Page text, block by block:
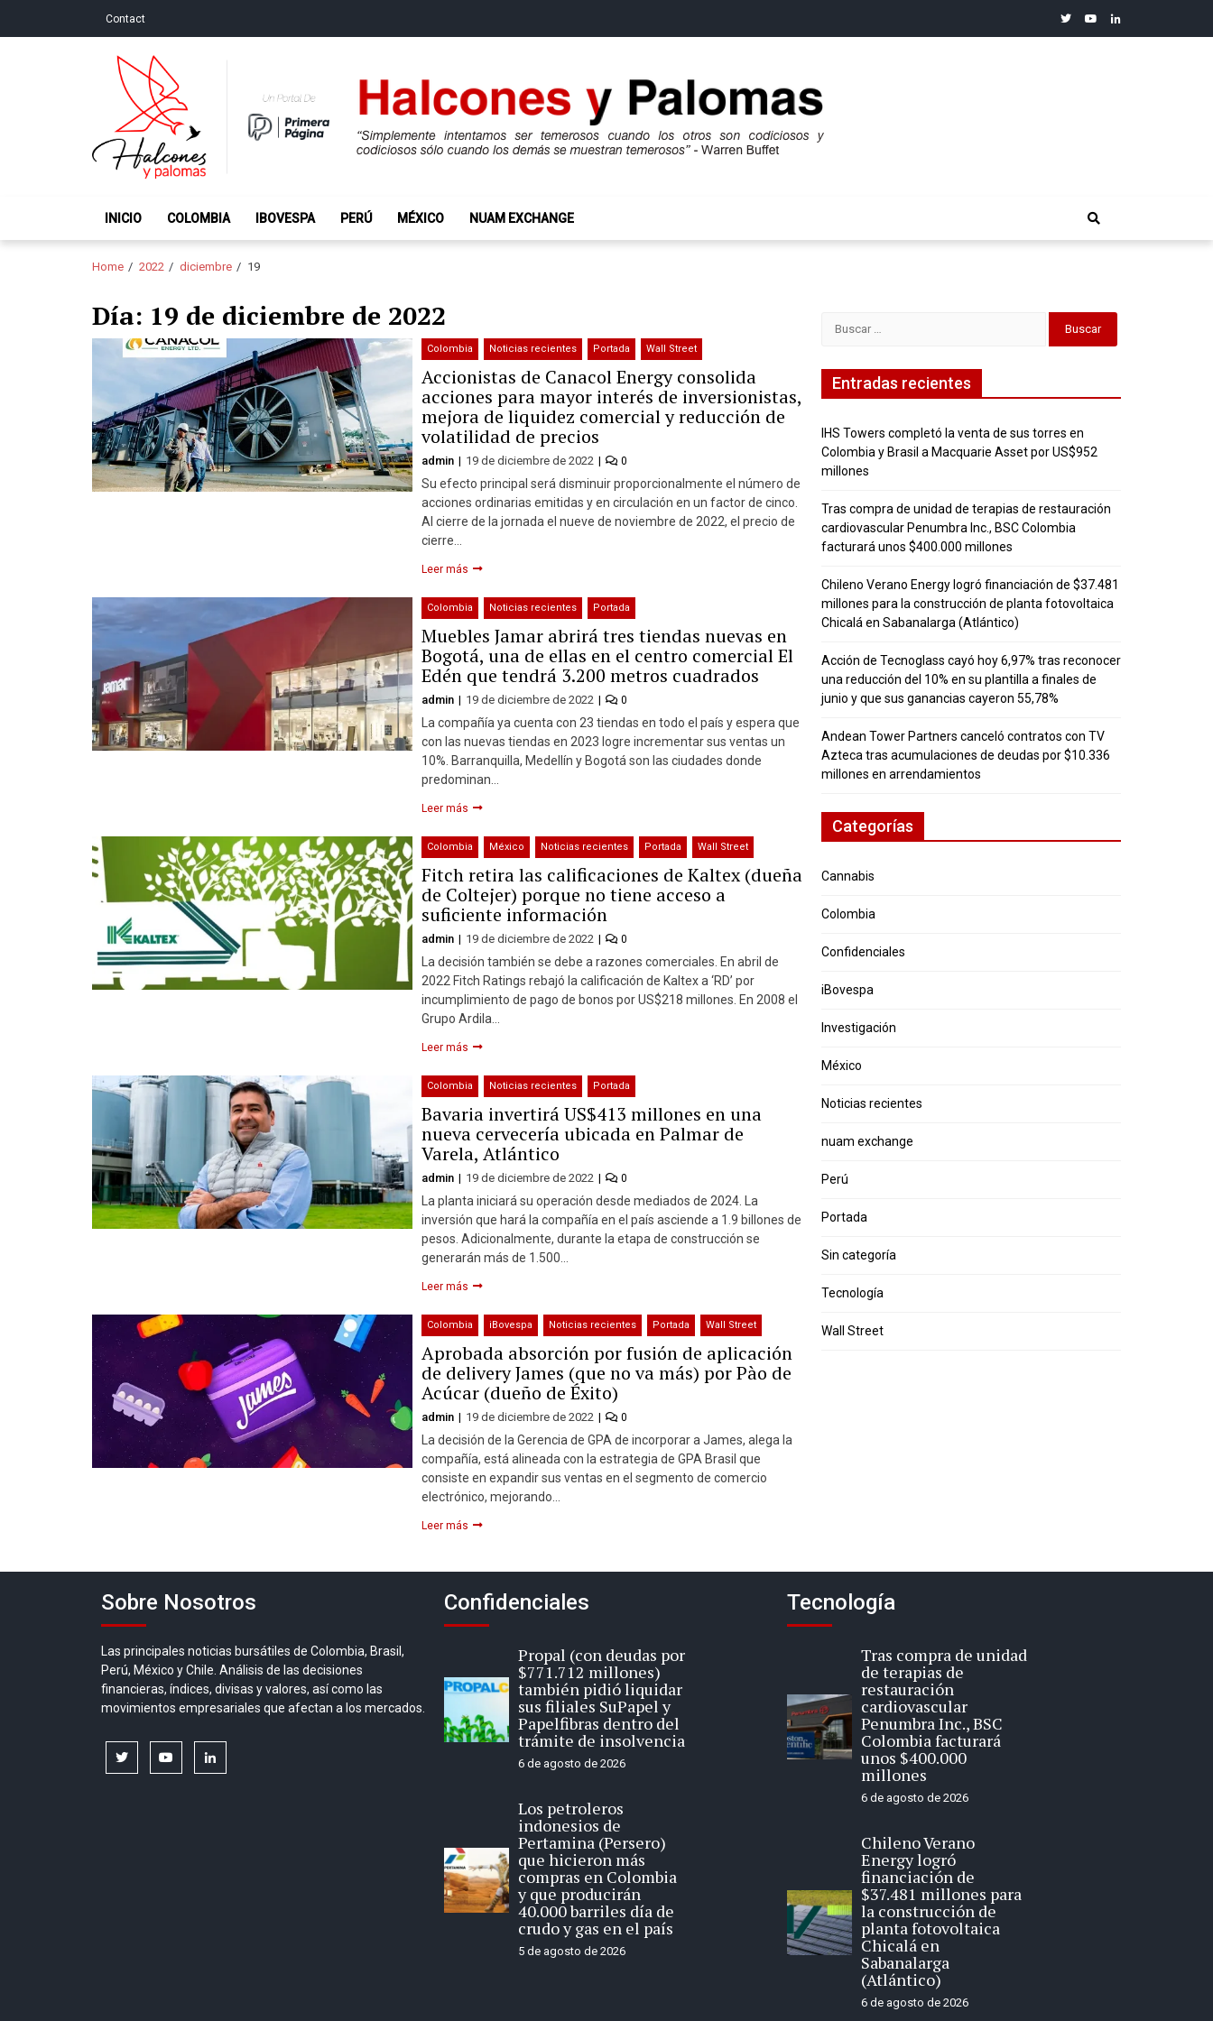
Contact twitteryoutubelinkedin
Halcones y Palomas
INICIO COLOMBIA IBOVESPA PERÚ MÉXICO NUAM EXCHANGE
Home 2022 diciembre 19
Día: 19 de diciembre de 2022
Colombia Noticias recientes Portada Wall Street
Accionistas de Canacol Energy consolida
acciones para mayor interés de inversionistas,
mejora de liquidez comercial y reducción de
volatilidad de precios
admin 19 de diciembre de 2022 0
Su efecto principal será disminuir proporcionalmente el número de
acciones ordinarias emitidas y en circulación en un factor de cinco.
Al cierre de la jornada el nueve de noviembre de 2022, el precio de
cierre…
Leer más
Colombia Noticias recientes Portada
Muebles Jamar abrirá tres tiendas nuevas en
Bogotá, una de ellas en el centro comercial El
Edén que tendrá 3.200 metros cuadrados
admin 19 de diciembre de 2022 0
La compañía ya cuenta con 23 tiendas en todo el país y espera que
con las nuevas tiendas en 2023 logre incrementar sus ventas un
10%. Barranquilla, Medellín y Bogotá son las ciudades donde
predominan…
Leer más
Colombia México Noticias recientes Portada Wall Street
Fitch retira las calificaciones de Kaltex (dueña
de Coltejer) porque no tiene acceso a
suficiente información
admin 19 de diciembre de 2022 0
La decisión también se debe a razones comerciales. En abril de
2022 Fitch Ratings rebajó la calificación de Kaltex a ‘RD’ por
incumplimiento de pago de bonos por US$218 millones. En 2008 el
Grupo Ardila…
Leer más
Colombia Noticias recientes Portada
Bavaria invertirá US$413 millones en una
nueva cervecería ubicada en Palmar de
Varela, Atlántico
admin 19 de diciembre de 2022 0
La planta iniciará su operación desde mediados de 2024. La
inversión que hará la compañía en el país asciende a 1.9 billones de
pesos. Adicionalmente, durante la etapa de construcción se
generarán más de 1.500…
Leer más
Colombia iBovespa Noticias recientes Portada Wall Street
Aprobada absorción por fusión de aplicación
de delivery James (que no va más) por Pào de
Acúcar (dueño de Éxito)
admin 19 de diciembre de 2022 0
La decisión de la Gerencia de GPA de incorporar a James, alega la
compañía, está alineada con la estrategia de GPA Brasil que
consiste en expandir sus ventas en el segmento de comercio
electrónico, mejorando…
Leer más
Entradas recientes
IHS Towers completó la venta de sus torres en
Colombia y Brasil a Macquarie Asset por US$952
millones
Tras compra de unidad de terapias de restauración
cardiovascular Penumbra Inc., BSC Colombia
facturará unos $400.000 millones
Chileno Verano Energy logró financiación de $37.481
millones para la construcción de planta fotovoltaica
Chicalá en Sabanalarga (Atlántico)
Acción de Tecnoglass cayó hoy 6,97% tras reconocer
una reducción del 10% en su plantilla a finales de
junio y que sus ganancias cayeron 55,78%
Andean Tower Partners canceló contratos con TV
Azteca tras acumulaciones de deudas por $10.336
millones en arrendamientos
Categorías
Cannabis
Colombia
Confidenciales
iBovespa
Investigación
México
Noticias recientes
nuam exchange
Perú
Portada
Sin categoría
Tecnología
Wall Street
Sobre Nosotros
Las principales noticias bursátiles de Colombia, Brasil,
Perú, México y Chile. Análisis de las decisiones
financieras, índices, divisas y valores, así como las
movimientos empresariales que afectan a los mercados.
twitter youtubelinkedin
Confidenciales
Propal (con deudas por
$771.712 millones)
también pidió liquidar
sus filiales SuPapel y
Papelfibras dentro del
trámite de insolvencia
6 de agosto de 2026
Los petroleros
indonesios de
Pertamina (Persero)
que hicieron más
compras en Colombia
y que producirán
40.000 barriles día de
crudo y gas en el país
5 de agosto de 2026
Tecnología
Tras compra de unidad
de terapias de
restauración
cardiovascular
Penumbra Inc., BSC
Colombia facturará
unos $400.000
millones
6 de agosto de 2026
Chileno Verano
Energy logró
financiación de
$37.481 millones para
la construcción de
planta fotovoltaica
Chicalá en
Sabanalarga
(Atlántico)
6 de agosto de 2026